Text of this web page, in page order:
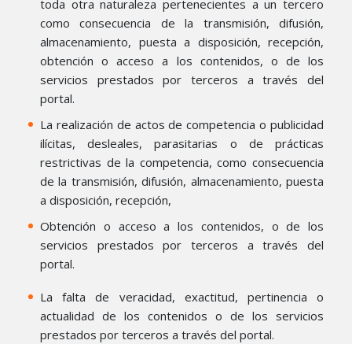
toda otra naturaleza pertenecientes a un tercero
como consecuencia de la transmisión, difusión,
almacenamiento, puesta a disposición, recepción,
obtención o acceso a los contenidos, o de los
servicios prestados por terceros a través del
portal.
La realización de actos de competencia o publicidad
ilícitas, desleales, parasitarias o de prácticas
restrictivas de la competencia, como consecuencia
de la transmisión, difusión, almacenamiento, puesta
a disposición, recepción,
Obtención o acceso a los contenidos, o de los
servicios prestados por terceros a través del
portal.
La falta de veracidad, exactitud, pertinencia o
actualidad de los contenidos o de los servicios
prestados por terceros a través del portal.